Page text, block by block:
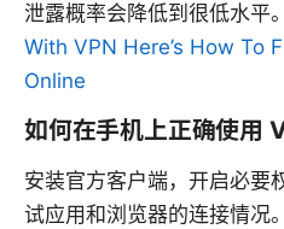
泄露概率会降低到很低水平。
With VPN Here’s How To
Online
如何在手机上正确使用
安装官方客户端，开启必要
试应用和浏览器的连接情况。